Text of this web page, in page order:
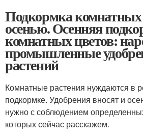
Подкормка комнатных
осенью. Осенняя
комнатных цветов:
промышленные
растений
Комнатные растения нуждаются в
подкормке. Удобрения вносят и
нужно с соблюдением
которых сейчас расскажем.